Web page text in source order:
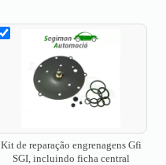
Kit de reparação engrenagens Gfi
SGI, incluindo ficha central